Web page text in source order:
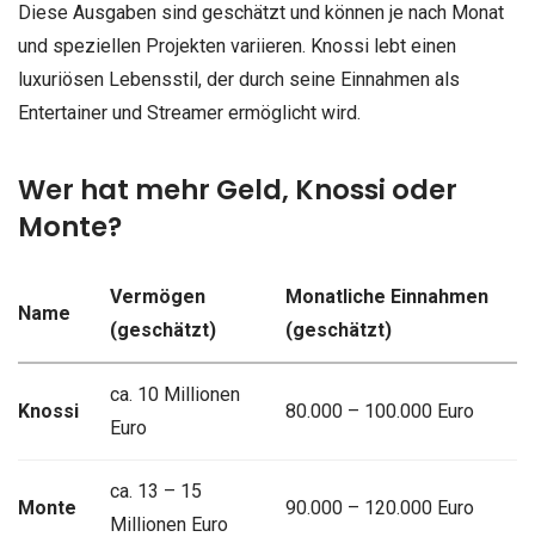
Diese Ausgaben sind geschätzt und können je nach Monat
und speziellen Projekten variieren. Knossi lebt einen
luxuriösen Lebensstil, der durch seine Einnahmen als
Entertainer und Streamer ermöglicht wird.
Wer hat mehr Geld, Knossi oder
Monte?
Name
Vermögen
(geschätzt)
Monatliche Einnahmen
(geschätzt)
Knossi
ca. 10 Millionen
Euro
80.000 – 100.000 Euro
Monte
ca. 13 – 15
Millionen Euro
90.000 – 120.000 Euro